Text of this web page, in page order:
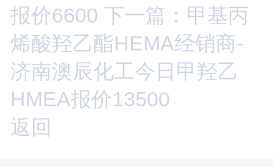
报价6600 下一篇：甲基丙
烯酸羟乙酯HEMA经销商-
济南澳辰化工今日甲羟乙
HMEA报价13500
返回